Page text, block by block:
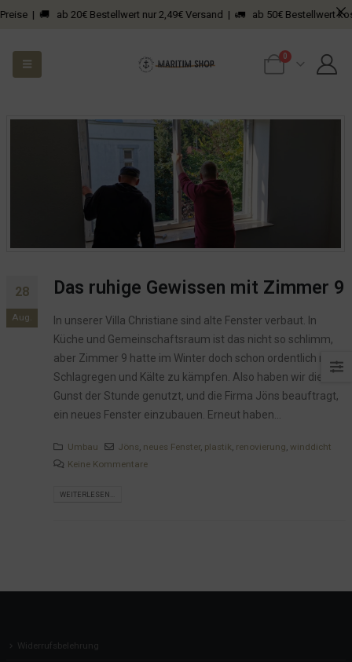
| 🚚 ab 20€ Bestellwert nur 2,49€ Versand | 🚛 ab 50€ Bestellwert
0
28
Aug.
Das ruhige Gewissen mit Zimmer 9
In unserer Villa Christiane sind alte Fenster verbaut. In
Küche und Gemeinschaftsraum ist das nicht so schlimm,
aber Zimmer 9 hatte im Winter doch schon ordentlich mit
Schlagregen und Kälte zu kämpfen. Also haben wir die
Gunst der Stunde genutzt, und die Firma Jöns beauftragt,
ein neues Fenster einzubauen. Erneut haben...
Umbau Jöns, neues Fenster, plastik, renovierung,winddicht
Keine Kommentare
WEITERLESEN...
Widerrufsbelehrung